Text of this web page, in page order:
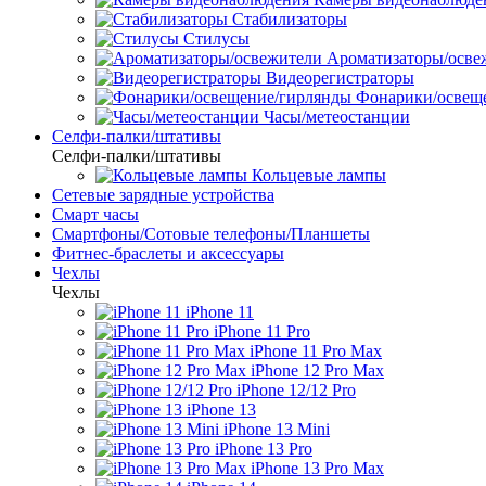
Стабилизаторы
Стилусы
Ароматизаторы/
Видеорегистраторы
Фонарики/
Часы/метеостанции
Селфи-палки/штативы
Селфи-палки/штативы
Кольцевые лампы
Сетевые зарядные устройства
Смарт часы
Смартфоны/Сотовые телефоны/Планшеты
Фитнес-браслеты и аксессуары
Чехлы
Чехлы
iPhone 11
iPhone 11 Pro
iPhone 11 Pro Max
iPhone 12 Pro Max
iPhone 12/12 Pro
iPhone 13
iPhone 13 Mini
iPhone 13 Pro
iPhone 13 Pro Max